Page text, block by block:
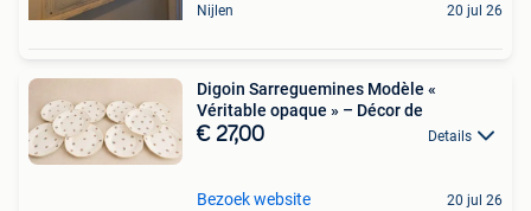
Nijlen 20 jul 26
Digoin Sarreguemines Modèle «
Véritable opaque » – Décor de
€ 27,00 Details
Bezoek website 20 jul 26